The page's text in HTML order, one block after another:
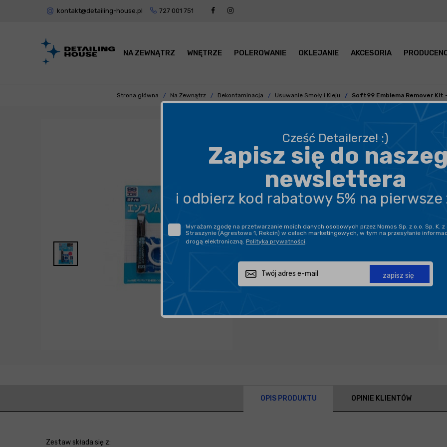
kontakt@detailing-house.pl 727 001 751
NA ZEWNĄTRZ WNĘTRZE POLEROWANIE OKLEJANIE AKCESORIA
Strona główna Na Zewnątrz Dekontaminacja Usuwanie Smoły i Kleju Soft99 Emblema Remover
BEZPIECZNA WYSYŁKA
DARMOWA DOSTAWA OD 199,90 ZŁ
PROFESJONALNE DORADZTWO
Zapytaj o produkt
OPIS PRODUKTU OPINIE KLIENTÓW
Zestaw składa się z:
Cześć Detailerze! :)
Zapisz się do
newslettera
i odbierz kod rabatowy 5% na pierwsze
Wyrażam zgodę na przetwarzanie moich danych osobowych przez Nomos Sp. z o.o. Sp. K. z
Straszynie (Agrestowa 1, Rekcin) w celach marketingowych, w tym na przesyłanie
drogą elektroniczną. Polityka prywatności
zapisz się